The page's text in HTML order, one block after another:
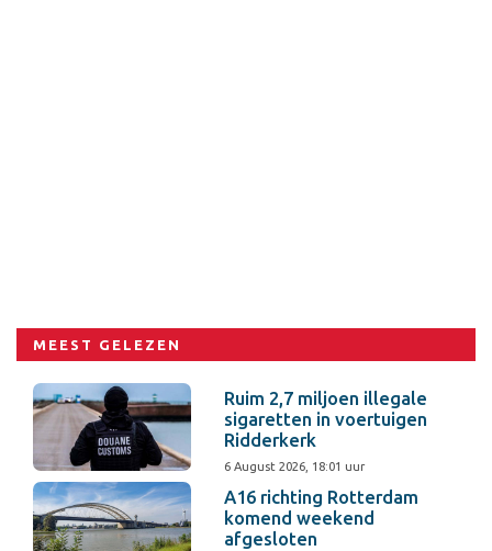
MEEST GELEZEN
Ruim 2,7 miljoen illegale
sigaretten in voertuigen
Ridderkerk
6 August 2026, 18:01 uur
A16 richting Rotterdam
komend weekend
afgesloten